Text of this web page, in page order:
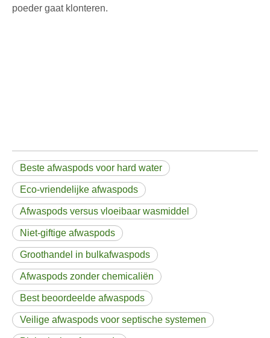
poeder gaat klonteren.
Beste afwaspods voor hard water
Eco-vriendelijke afwaspods
Afwaspods versus vloeibaar wasmiddel
Niet-giftige afwaspods
Groothandel in bulkafwaspods
Afwaspods zonder chemicaliën
Best beoordeelde afwaspods
Veilige afwaspods voor septische systemen